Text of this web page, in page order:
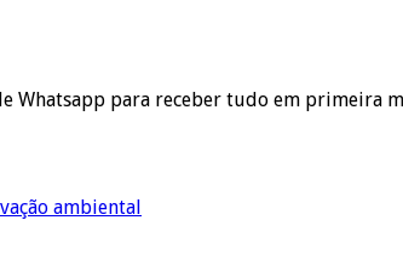
Whatsapp para receber tudo em primeira
ambiental